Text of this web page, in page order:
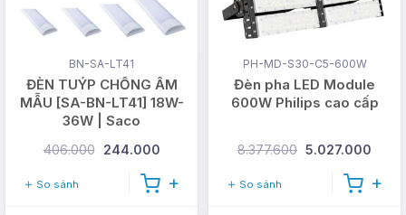
BN-SA-LT41
ĐÈN TUÝP CHỐNG ẨM
MẪU [SA-BN-LT41] 18W-
36W | Saco
406.000 244.000
So sánh
PH-MD-S30-C5-600W
Đèn pha LED Module
600W Philips cao cấp
8.377.600 5.027.000
So sánh